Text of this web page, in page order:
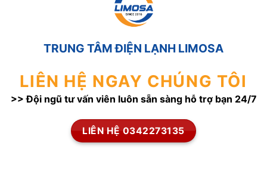
TRUNG TÂM ĐIỆN LẠNH LIMOSA
LIÊN HỆ NGAY CHÚNG TÔI
>> Đội ngũ tư vấn viên luôn sẵn sàng hỗ trợ bạn 24/7
LIÊN HỆ 0342273135